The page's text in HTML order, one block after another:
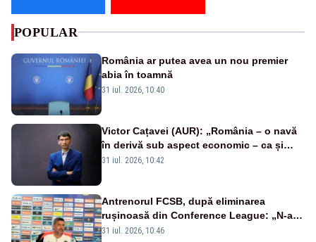
POPULAR
România ar putea avea un nou premier
abia în toamnă
31 iul. 2026, 10:40
Victor Cațavei (AUR): „România – o navă
în derivă sub aspect economic – ca și
rezultat al guvernărilor din ultimii 36 de
31 iul. 2026, 10:42
Antrenorul FCSB, după eliminarea
rușinoasă din Conference League: „N-ai
cum să nu scoți în evidență și lucrurile
31 iul. 2026, 10:46